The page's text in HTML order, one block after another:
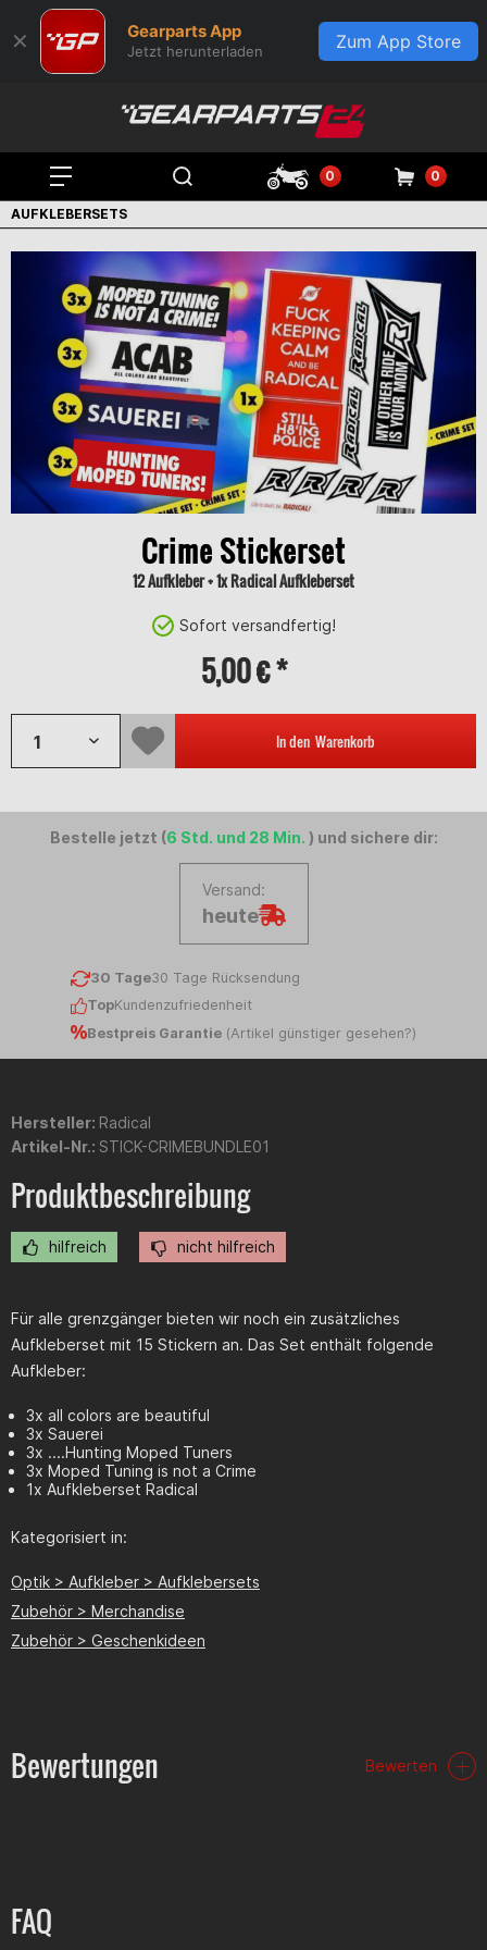
✕ Gearparts App
Jetzt herunterladen Zum App Store
0 0
AUFKLEBERSETS
Crime Stickerset
12 Aufkleber + 1x Radical Aufkleberset
Sofort versandfertig!
5,00 € *
In den Warenkorb
Bestelle jetzt (6 Std. und 28 Min. ) und sichere dir:
Versand:
heute
30 Tage30 Tage Rücksendung
TopKundenzufriedenheit
Bestpreis Garantie (Artikel günstiger gesehen?)
Hersteller: Radical
Artikel-Nr.: STICK-CRIMEBUNDLE01
Produktbeschreibung
hilfreich nicht hilfreich
Für alle grenzgänger bieten wir noch ein zusätzliches
Aufkleberset mit 15 Stickern an. Das Set enthält folgende
Aufkleber:
3x all colors are beautiful
3x Sauerei
3x ....Hunting Moped Tuners
3x Moped Tuning is not a Crime
1x Aufkleberset Radical
Kategorisiert in:
Optik > Aufkleber > Aufklebersets
Zubehör > Merchandise
Zubehör > Geschenkideen
Bewertungen Bewerten
FAQ